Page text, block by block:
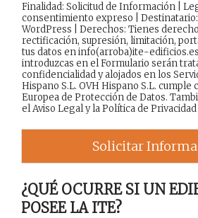
Finalidad: Solicitud de Información |
consentimiento expreso |
WordPress | Derechos: Tienes
rectificación, supresión, limitación,
tus datos en info(arroba)ite-
introduzcas en el Formulario serán
confidencialidad y alojados en los
Hispano S.L. OVH Hispano S.L. cumple
Europea de Protección de Datos.
elAviso Legaly laPolítica de Privacidad
Solicitar
¿QUÉ OCURRE SI UN
POSEE LA ITE?